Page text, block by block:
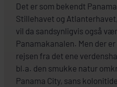
Det er som bekendt
Stillehavet og
vil da sandsynligvis også
Panamakanalen. Men der
rejsen fra det ene
bl.a. den smukke natur
Panama City, sans